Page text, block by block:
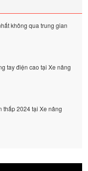
không qua trung gian
tay điện cao tại Xe nâng
thấp 2024 tại Xe nâng